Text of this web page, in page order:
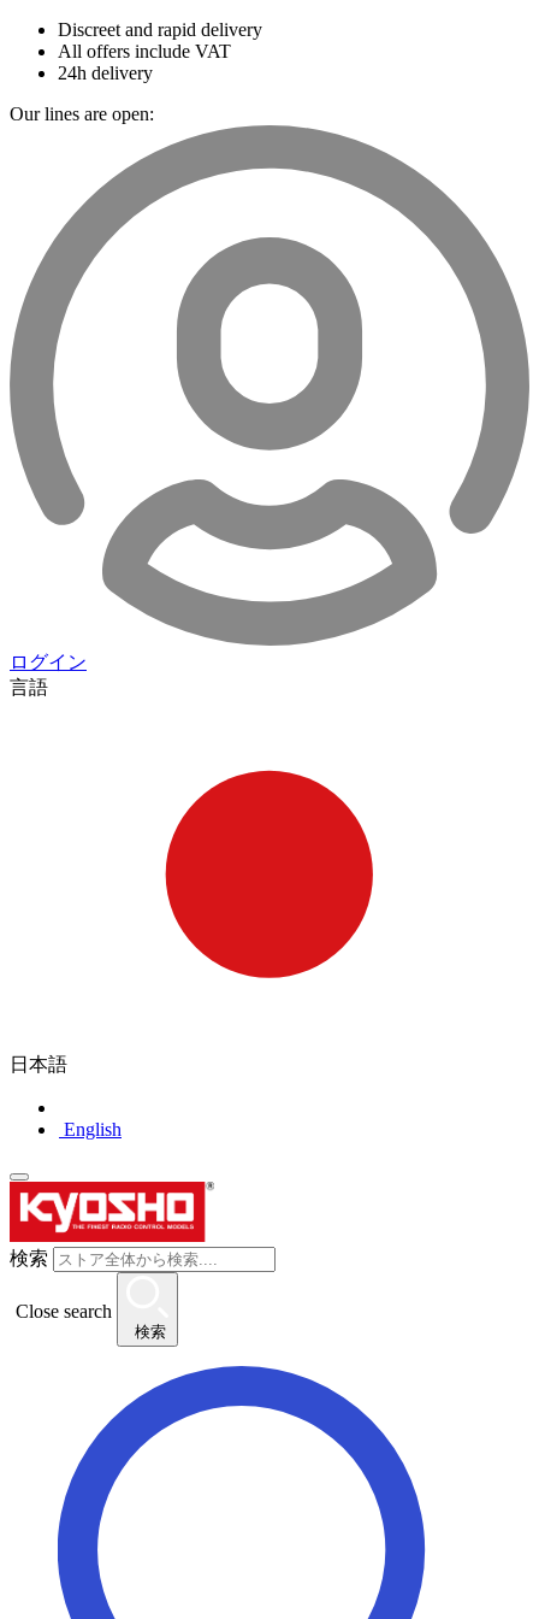
Discreet and rapid delivery
All offers include VAT
24h delivery
Our lines are open:
ログイン
言語
日本語
English
検索
Close search
検索